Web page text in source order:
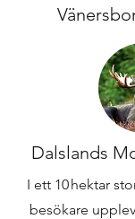
Dalslands
I ett 10 hektar
besökare